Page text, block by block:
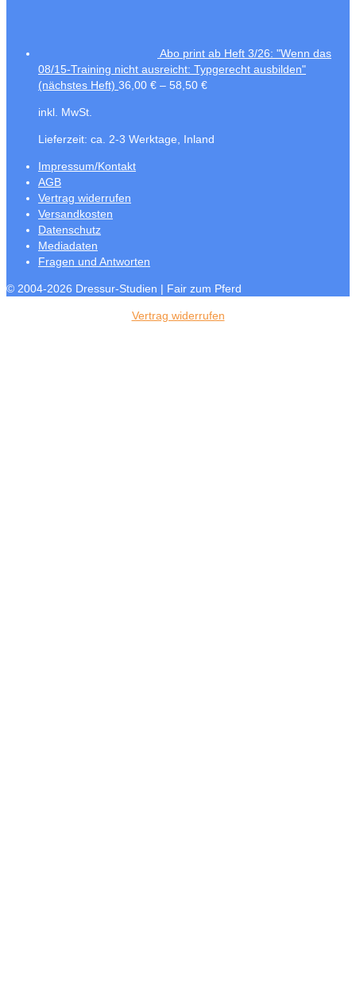
Abo print ab Heft 3/26: "Wenn das
08/15-Training nicht ausreicht: Typgerecht ausbilden"
(nächstes Heft) 36,00 € – 58,50 €
inkl. MwSt.
Lieferzeit: ca. 2-3 Werktage, Inland
Impressum/Kontakt
AGB
Vertrag widerrufen
Versandkosten
Datenschutz
Mediadaten
Fragen und Antworten
© 2004-2026 Dressur-Studien | Fair zum Pferd
Vertrag widerrufen